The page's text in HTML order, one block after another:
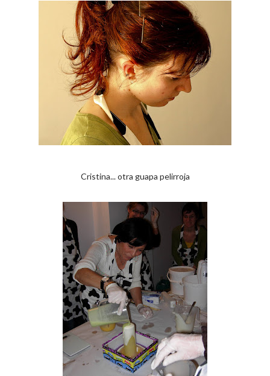
Cristina... otra guapa pelirroja